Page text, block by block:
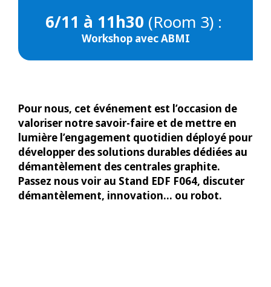
6/11 à 11h30 (Room 3) :
Workshop avec ABMI
Pour nous, cet événement est l’occasion de
valoriser notre savoir-faire et de mettre en
lumière l’engagement quotidien déployé pour
développer des solutions durables dédiées au
démantèlement des centrales graphite.
Passez nous voir au Stand EDF F064, discuter
démantèlement, innovation… ou robot.